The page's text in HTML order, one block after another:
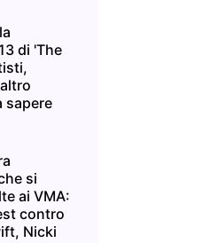
di 'The
sapere
si
ai VMA:
contro
Nicki